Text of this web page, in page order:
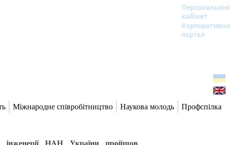
кабінет
портал
Міжнародне співробітництво Наукова молодь Профспілка